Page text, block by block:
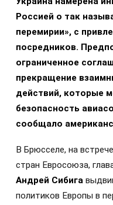
Россией о так
перемирии», с
посредников.
ограниченное
прекращение
действий, которые
безопасность
сообщало
В Брюсселе, на
стран Евросоюза,
Андрей Сибига
политиков Европы в